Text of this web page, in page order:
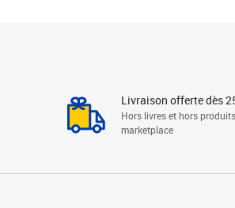
Livraison offerte dès
Hors livres et hors produits
marketplace